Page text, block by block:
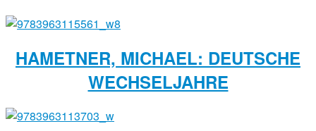
HAMETNER, MICHAEL: DEUTSCHE
WECHSELJAHRE